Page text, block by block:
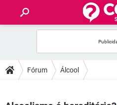
FÓRUM
Fórum Álcool